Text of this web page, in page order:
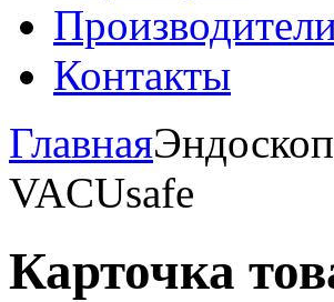
Контакты
Главная
VACUsafe
Карточка